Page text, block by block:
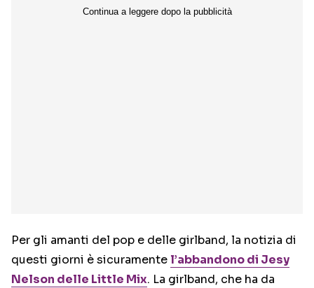
Per gli amanti del pop e delle girlband, la notizia di
questi giorni è sicuramente l’abbandono di Jesy
Nelson delle Little Mix. La girlband, che ha da